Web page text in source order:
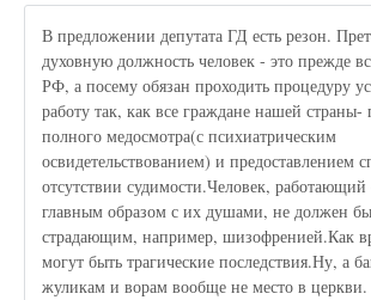
В предложении депутата ГД есть резон.
духовную должность человек - это прежде
РФ, а посему обязан проходить процедуру
работу так, как все граждане нашей
полного медосмотра(с психиатрическим
освидетельствованием) и предоставлением
отсутствии судимости.Человек,
главным образом с их душами, не должен
страдающим, например, шизофренией.Как
могут быть трагические последствия.Ну, а
жуликам и ворам вообще не место в церкви.